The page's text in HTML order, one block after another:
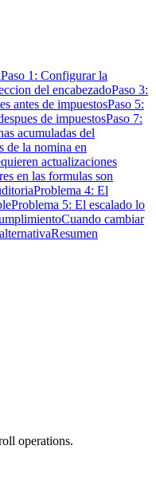
Paso 1: Configurar la
del encabezadoPaso 3:
antes de impuestosPaso 5:
de impuestosPaso 7:
acumuladas del
de la nomina en
actualizaciones
en las formulas son
Problema 4: El
Problema 5: El escalado lo
Cuando cambiar
Resumen
operations.